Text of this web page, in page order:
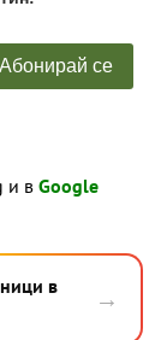
и в Google
в
→